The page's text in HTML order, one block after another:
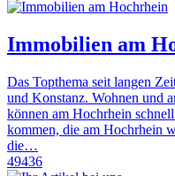
Immobilien am
Das Topthema seit langen
und Konstanz. Wohnen und
können am Hochrhein
kommen, die am Hochrhein
die…
49436